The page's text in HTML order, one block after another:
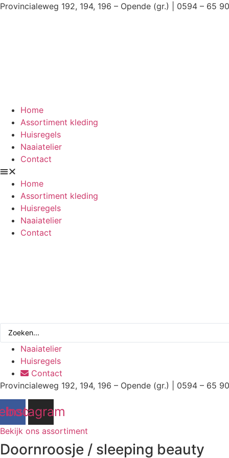
Ga
Provincialeweg 192, 194, 196 – Opende (gr.) | 0594 – 65
Home
Assortiment kleding
Huisregels
Naaiatelier
Contact
Home
Assortiment kleding
Huisregels
Naaiatelier
Contact
Search
Naaiatelier
Huisregels
Contact
Provincialeweg 192, 194, 196 – Opende (gr.) | 0594 – 65
Instagram
Bekijk ons assortiment
Doornroosje / sleeping beauty